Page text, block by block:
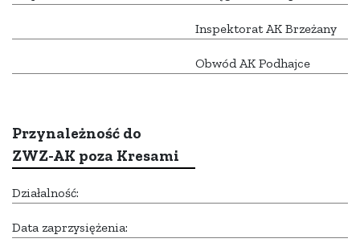
Inspektorat AK Brzeżany
Obwód AK Podhajce
Przynależność do
ZWZ-AK poza Kresami
Działalność:
Data zaprzysiężenia: